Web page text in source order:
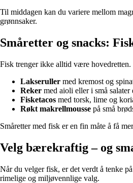
Til middagen kan du variere mellom
grønnsaker.
Småretter og snacks:
Fisk trenger ikke alltid være hovedretten.
Lakseruller med kremost og
Reker med aioli eller i små salater
Fisketacos med torsk, lime og
Røkt makrellmousse på små
Småretter med fisk er en fin måte å få
Velg bærekraftig – og
Når du velger fisk, er det verdt å tenke
rimelige og miljøvennlige valg.